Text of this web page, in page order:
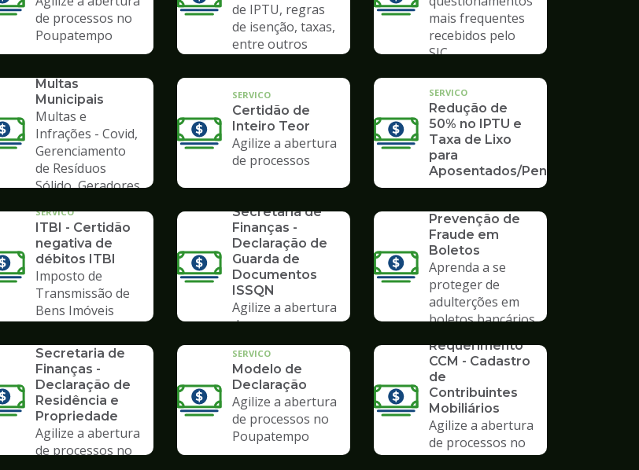
de processos no
Poupatempo
de IPTU, regras
de isenção, taxas,
entre outros
mais frequentes
recebidos pelo
SIC
SERVICO
Multas
Municipais
Multas e
Infrações - Covid,
Gerenciamento
de Resíduos
Sólido, Geradores
SERVICO
Certidão de
Inteiro Teor
Agilize a abertura
de processos
SERVICO
Redução de
50% no IPTU e
Taxa de Lixo
para
Aposentados/Pensionistas
SERVICO
ITBI - Certidão
negativa de
débitos ITBI
Imposto de
Transmissão de
Bens Imóveis
Secretaria de
Finanças -
Declaração de
Guarda de
Documentos
ISSQN
Agilize a abertura
de processos no
Poupatempo
Prevenção de
Fraude em
Boletos
Aprenda a se
proteger de
adulterções em
boletos bancários
SERVICO
Secretaria de
Finanças -
Declaração de
Residência e
Propriedade
Agilize a abertura
de processos no
SERVICO
Modelo de
Declaração
Agilize a abertura
de processos no
Poupatempo
Requerimento
CCM - Cadastro
de
Contribuintes
Mobiliários
Agilize a abertura
de processos no
Poupatempo